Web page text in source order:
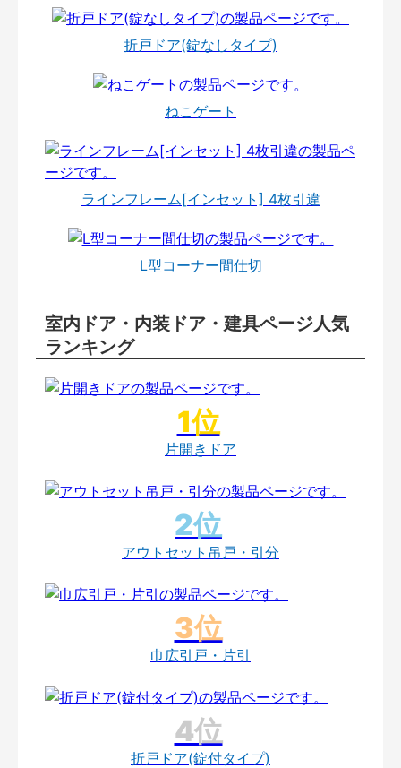
折戸ドア(錠なしタイプ)
ねこゲート
ラインフレーム[インセット] 4枚引違
L型コーナー間仕切
室内ドア・内装ドア・建具ページ人気
ランキング
片開きドア
アウトセット吊戸・引分
巾広引戸・片引
折戸ドア(錠付タイプ)